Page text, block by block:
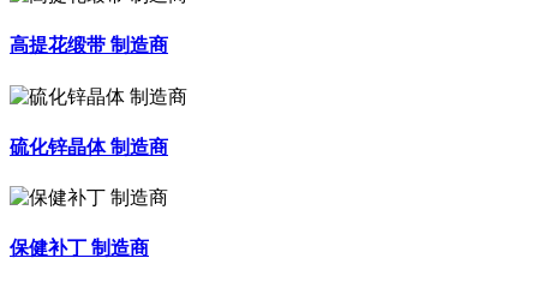
高提花缎带 制造商
硫化锌晶体 制造商
保健补丁 制造商